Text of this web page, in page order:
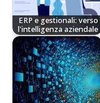
ERP e gestionali: verso
l'intelligenza aziendale